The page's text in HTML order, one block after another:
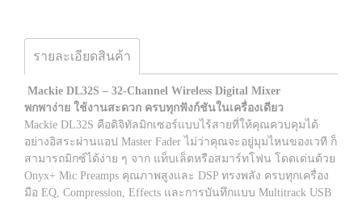
รายละเอียดสินค้า
Mackie DL32S – 32-Channel Wireless Digital Mixer
พกพาง่าย ใช้งานสะดวก ครบทุกฟังก์ชันในเครื่องเดียว
Mackie DL32S คือดิจิทัลมิกเซอร์แบบไร้สายที่ให้คุณควบคุมได้
อย่างอิสระผ่านแอป Master Fader ไม่ว่าคุณจะอยู่มุมไหนของเวที ก็
สามารถมิกซ์ได้ง่าย ๆ จาก แท็บเล็ตหรือสมาร์ทโฟน โดดเด่นด้วย
Onyx+ Mic Preamps คุณภาพสูงและ DSP ทรงพลัง ครบทุกเครื่อง
มือ EQ, Compression, Effects และการบันทึกแบบ Multitrack USB